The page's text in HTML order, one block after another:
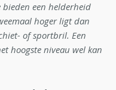
een helderheid
hoger ligt dan
of sportbril. Een
hoogste niveau wel kan